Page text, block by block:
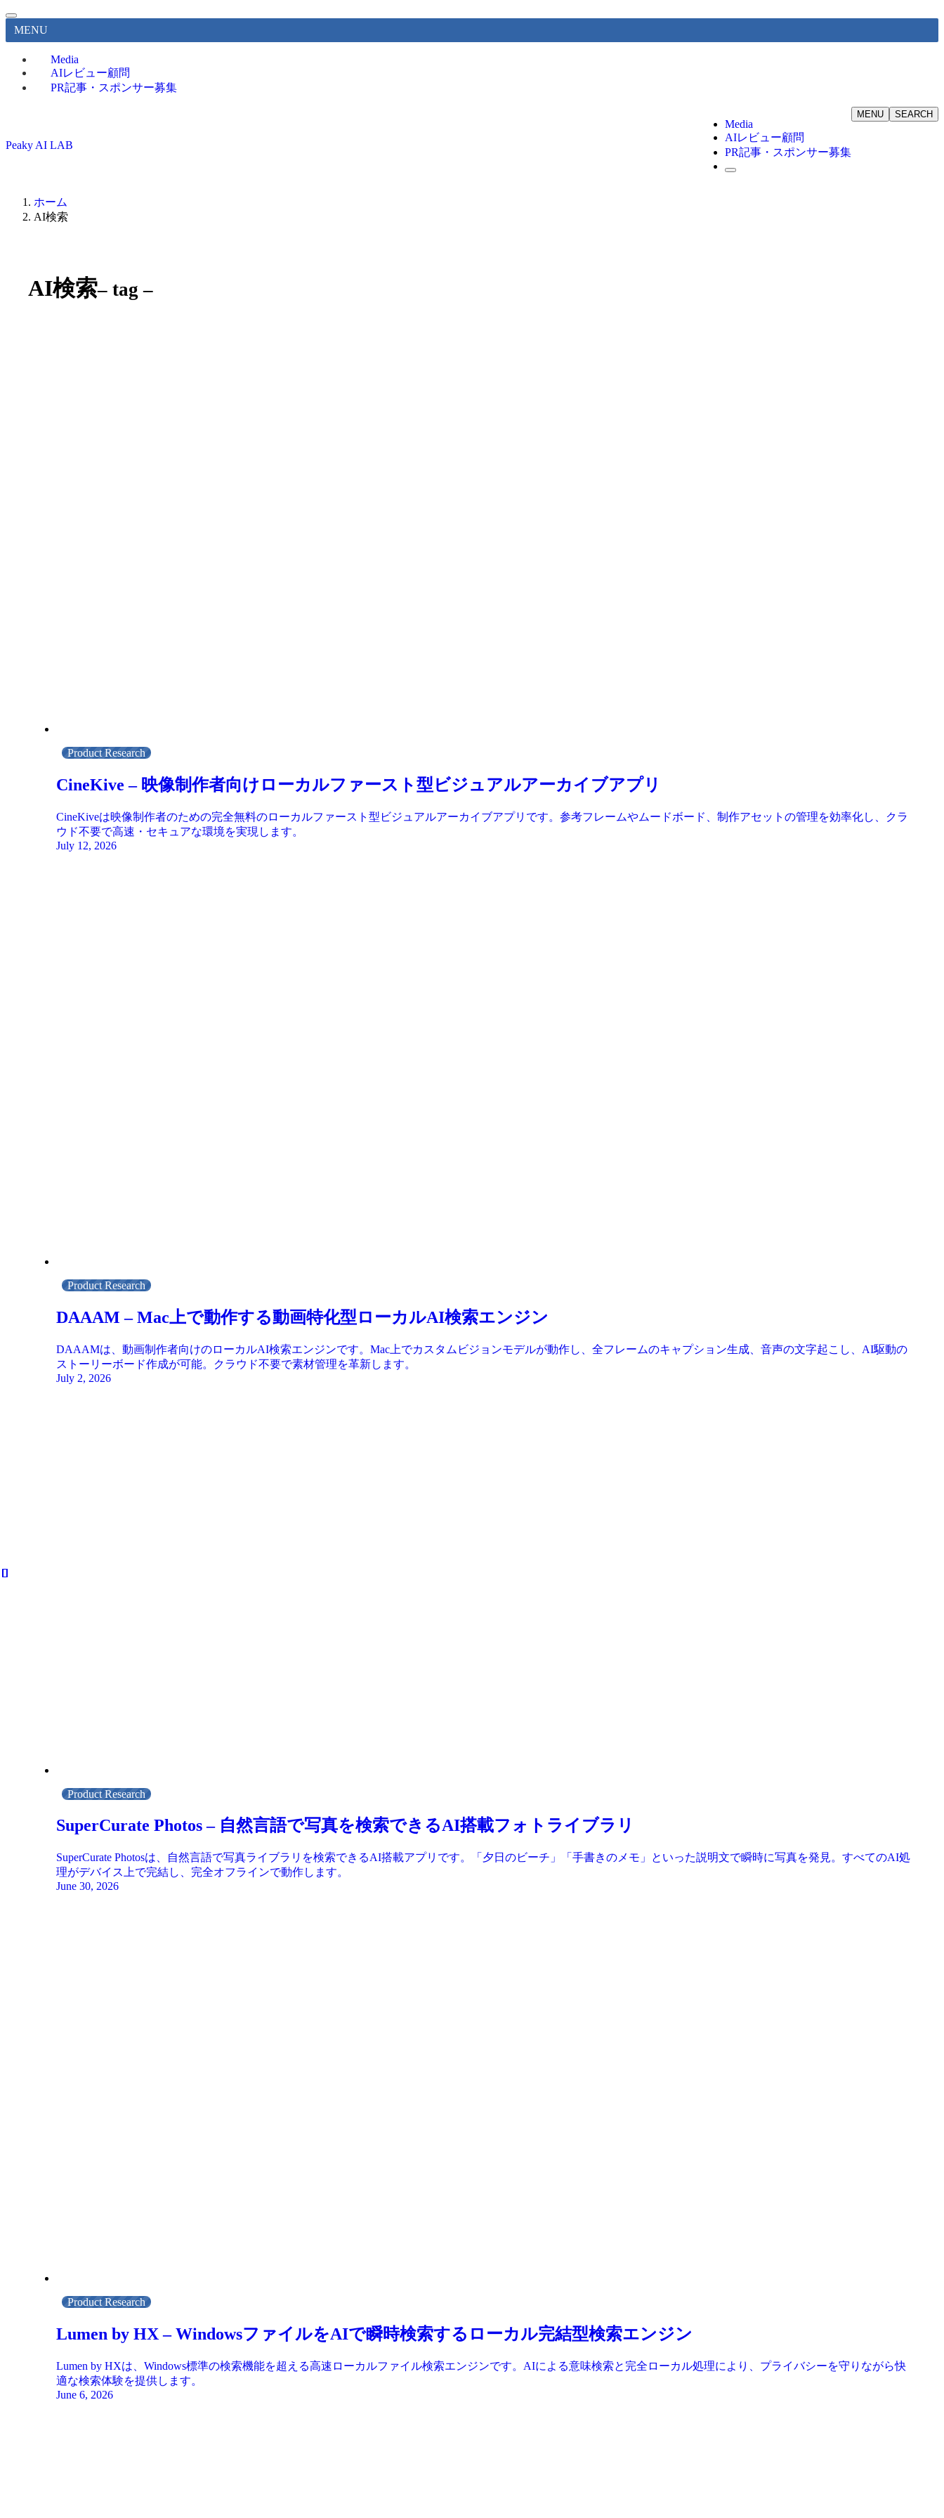
MENU
Media
AIレビュー顧問
PR記事・スポンサー募集
Peaky AI LAB
Media
AIレビュー顧問
PR記事・スポンサー募集
SEARCH
MENU
ホーム
AI検索
AI検索– tag –
Product Research
CineKive – 映像制作者向けローカルファースト型ビジュアルアーカイブアプリ
CineKiveは映像制作者のための完全無料のローカルファースト型ビジュアルアーカイブアプリです。参考フレームやムードボード、制作アセットの管理を効率化し、クラ
ウド不要で高速・セキュアな環境を実現します。
July 12, 2026
Product Research
DAAAM – Mac上で動作する動画特化型ローカルAI検索エンジン
DAAAMは、動画制作者向けのローカルAI検索エンジンです。Mac上でカスタムビジョンモデルが動作し、全フレームのキャプション生成、音声の文字起こし、AI駆動の
ストーリーボード作成が可能。クラウド不要で素材管理を革新します。
July 2, 2026
Product Research
SuperCurate Photos – 自然言語で写真を検索できるAI搭載フォトライブラリ
SuperCurate Photosは、自然言語で写真ライブラリを検索できるAI搭載アプリです。「夕日のビーチ」「手書きのメモ」といった説明文で瞬時に写真を発見。すべてのAI処
理がデバイス上で完結し、完全オフラインで動作します。
June 30, 2026
Product Research
Lumen by HX – WindowsファイルをAIで瞬時検索するローカル完結型検索エンジン
Lumen by HXは、Windows標準の検索機能を超える高速ローカルファイル検索エンジンです。AIによる意味検索と完全ローカル処理により、プライバシーを守りながら快
適な検索体験を提供します。
June 6, 2026